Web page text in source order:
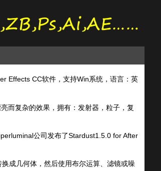
Effects CC软件，支持Win系统，语言：英
而复杂的效果，拥有：发射器，粒子，复
公司发布了Stardust1.5.0 for After
成几何体，然后使用布尔运算、滤镜或噪